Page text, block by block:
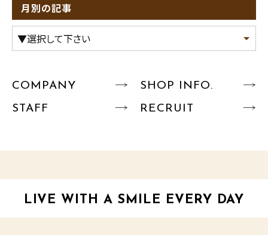
月別の記事
COMPANY
SHOP INFO.
STAFF
RECRUIT
LIVE WITH A SMILE EVERY DAY